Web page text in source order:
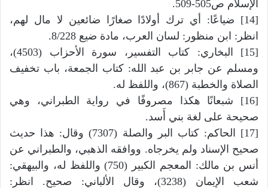
الإسلام ص505-509.
[14] ضياعًا: أي ترك أولادًا صغارًا ضائعين لا مال لهم،
انظر: ابن منظور: لسان العرب، مادة ضيع 8/228.
[15] البخاري: كتاب التفسير، سورة الأحزاب (4503)،
ومسلم عن جابر بن عبد الله: كتاب الجمعة، باب تخفيف
الصلاة والخطبة (867)، واللفظ له.
[16] شبعانًا هكذا مصروفًا في رواية الطبراني، وهي
صحيحة على لغة بني أَسد.
[17] الحاكم: كتاب البر والصلة (7307) وقال: هذا حديث
صحيح الإسناد ولم يخرجاه. ووافقه الذهبي، والطبراني عن
أنس بن مالك: المعجم الكبير (750) واللفظ له، والبيهقي:
شعب الإيمان (3238)، وقال الألباني: صحيح. انظر: